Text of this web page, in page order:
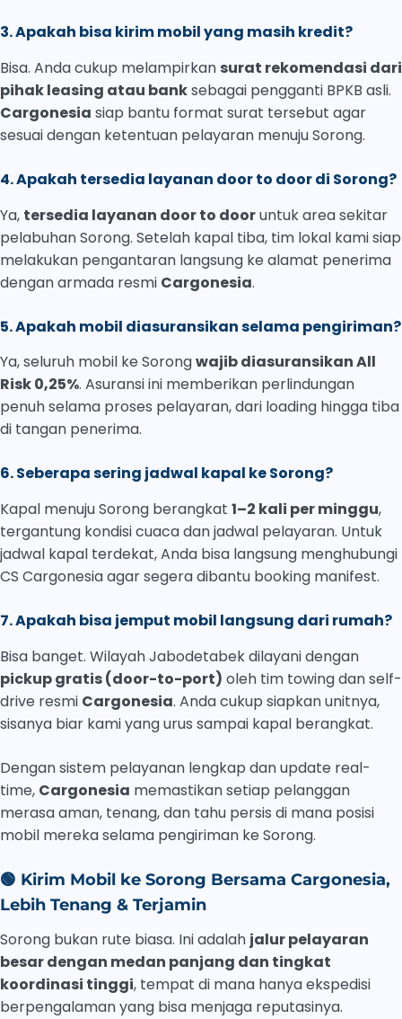
3. Apakah bisa kirim mobil yang masih kredit?
Bisa. Anda cukup melampirkan surat rekomendasi dari
pihak leasing atau banksebagai pengganti BPKB asli.
Cargonesia siap bantu format surat tersebut agar
sesuai dengan ketentuan pelayaran menuju Sorong.
4. Apakah tersedia layanan door to door di Sorong?
Ya, tersedia layanan door to dooruntuk area sekitar
pelabuhan Sorong. Setelah kapal tiba, tim lokal kami siap
melakukan pengantaran langsung ke alamat penerima
dengan armada resmi Cargonesia.
5. Apakah mobil diasuransikan selama pengiriman?
Ya, seluruh mobil ke Sorongwajib diasuransikan All
Risk 0,25%. Asuransi ini memberikan perlindungan
penuh selama proses pelayaran, dari loading hingga tiba
di tangan penerima.
6. Seberapa sering jadwal kapal ke Sorong?
Kapal menuju Sorong berangkat 1–2 kali per minggu,
tergantung kondisi cuaca dan jadwal pelayaran. Untuk
jadwal kapal terdekat, Anda bisa langsung menghubungi
CS Cargonesia agar segera dibantu booking manifest.
7. Apakah bisa jemput mobil langsung dari rumah?
Bisa banget. Wilayah Jabodetabek dilayani dengan
pickup gratis (door-to-port) oleh tim towing dan self-
drive resmi Cargonesia. Anda cukup siapkan unitnya,
sisanya biar kami yang urus sampai kapal berangkat.
Dengan sistem pelayanan lengkap dan update real-
time, Cargonesia memastikan setiap pelanggan
merasa aman, tenang, dan tahu persis di mana posisi
mobil mereka selama pengiriman ke Sorong.
🟢 Kirim Mobil ke Sorong Bersama Cargonesia,
Lebih Tenang & Terjamin
Sorong bukan rute biasa. Ini adalah jalur pelayaran
besar dengan medan panjang dan tingkat
koordinasi tinggi, tempat di mana hanya ekspedisi
berpengalaman yang bisa menjaga reputasinya.